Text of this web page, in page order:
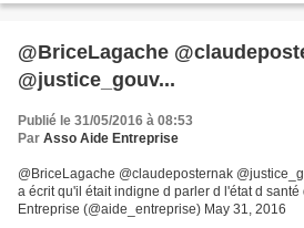
@BriceLagache
@justice_gouv...
Publié le 31/05/2016 à 08:53
Par Asso Aide Entreprise
@BriceLagache @claudeposternak
a écrit qu'il était indigne d parler d l'état d
Entreprise (@aide_entreprise) May 31, 2016